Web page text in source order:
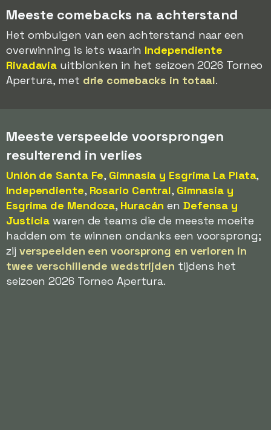
Meeste comebacks na achterstand
Het ombuigen van een achterstand naar een
overwinning is iets waarin Independiente
Rivadavia uitblonken in het seizoen 2026 Torneo
Apertura, met drie comebacks in totaal.
Meeste verspeelde voorsprongen
resulterend in verlies
Unión de Santa Fe, Gimnasia y Esgrima La Plata,
Independiente, Rosario Central, Gimnasia y
Esgrima de Mendoza, Huracán en Defensa y
Justicia waren de teams die de meeste moeite
hadden om te winnen ondanks een voorsprong;
zij verspeelden een voorsprong en verloren in
twee verschillende wedstrijden tijdens het
seizoen 2026 Torneo Apertura.